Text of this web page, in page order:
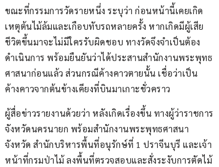
ขณะที่กรรมการวัดรายหนึ่ง ระบุว่า ก่อนหน้านี้เคยเกิด
เหตุต้นไม้ล้มและเกือบทับรถหลายครั้ง หากเกิดมีผู้เสีย
ชีวิตขึ้นมาจะไม่มีใครรับผิดชอบ ทางวัดจึงจำเป็นต้อง
ดำเนินการ พร้อมยืนยันว่าได้ประสานสำนักงานพระพุทธ
ศาสนาก่อนแล้ว ส่วนกรณีค้างคาวตายนั้น เชื่อว่าเป็น
ค้างคาวจากต้นข้างเคียงที่บินมาเกาะชั่วคราว
ผู้สื่อข่าวรายงานด้วยว่า หลังเกิดเรื่องขึ้น ทางผู้ว่าราชการ
จังหวัดนครนายก พร้อมสำนักงานพระพุทธศาสนา
จังหวัด สำนักบริหารพื้นที่อนุรักษ์ที่ 1 ปราจีนบุรี และเจ้า
หน้าที่กรมป่าไม้ ลงพื้นที่ตรวจสอบและสั่งระงับการตัดไม้